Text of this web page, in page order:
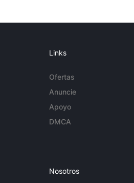
Links
Ofertas
Anuncie
Apoyo
DMCA
Nosotros